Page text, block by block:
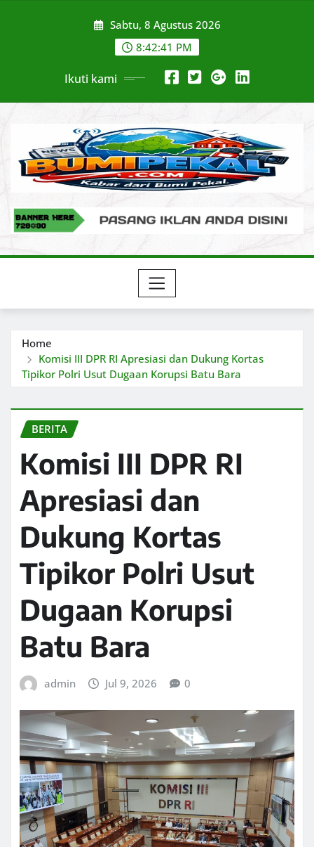
Sabtu, 8 Agustus 2026
8:42:42 PM
Ikuti kami
Home
Komisi III DPR RI Apresiasi dan Dukung Kortas
Tipikor Polri Usut Dugaan Korupsi Batu Bara
BERITA
Komisi III DPR RI
Apresiasi dan
Dukung Kortas
Tipikor Polri Usut
Dugaan Korupsi
Batu Bara
admin Jul 9, 2026 0